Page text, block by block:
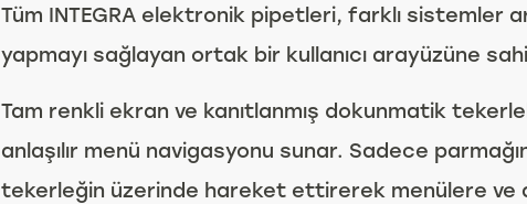
Tüm INTEGRA elektronik pipetleri, farklı sistemler
yapmayı sağlayan ortak bir kullanıcı arayüzüne
Tam renkli ekran ve kanıtlanmış dokunmatik
anlaşılır menü navigasyonu sunar. Sadece
tekerleğin üzerinde hareket ettirerek menülere ve